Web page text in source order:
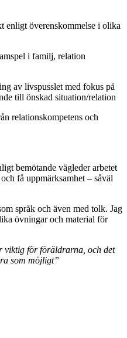
enligt överenskommelse i olika
i familj, relation
av livspusslet med fokus på
till önskad situation/relation
relationskompetens och
bemötande vägleder arbetet
få uppmärksamhet – såväl
språk och även med tolk. Jag
övningar och material för
viktig för föräldrarna, och det
som möjligt”